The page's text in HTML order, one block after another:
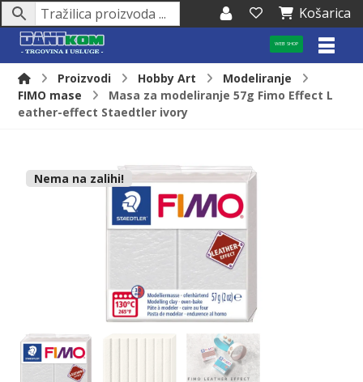
Košarica
WEB SHOP
Proizvodi Hobby Art
Modeliranje
FIMO mase
Masa za modeliranje 57g Fimo Effect L
eather-effect Staedtler ivory
Nema na zalihi!